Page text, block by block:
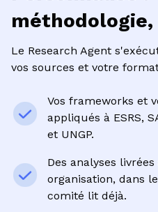
méthodologie,
Le Research Agent
vos sources et votre
Vos frameworks et
appliqués à ESRS,
et UNGP.
Des analyses
organisation, dans
comité lit déjà.